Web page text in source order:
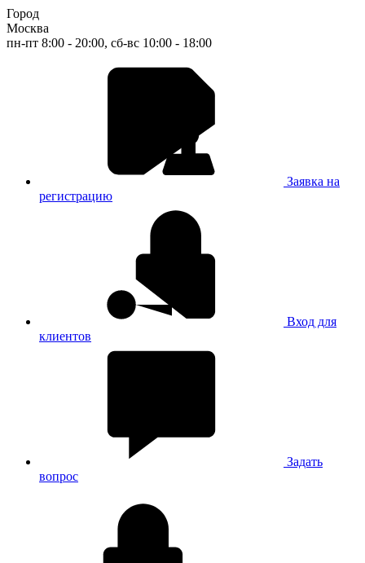
Город
Москва
пн-пт 8:00 - 20:00, сб-вс 10:00 - 18:00
Заявка на
регистрацию
Вход для
клиентов
Задать
вопрос